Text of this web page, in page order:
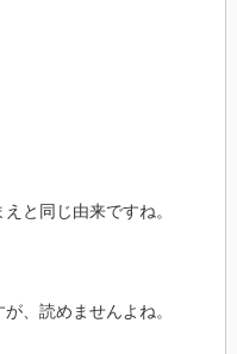
と同じ由来ですね。
、読めませんよね。